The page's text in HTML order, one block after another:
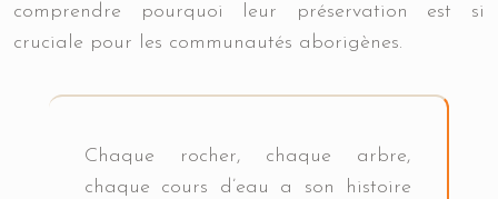
comprendre pourquoi leur préservation est si
cruciale pour les communautés aborigènes.
Chaque rocher, chaque arbre,
chaque cours d’eau a son histoire